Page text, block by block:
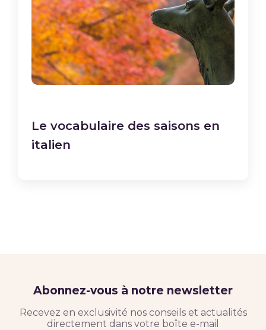
Le vocabulaire des saisons en
italien
Abonnez-vous à notre newsletter
Recevez en exclusivité nos conseils et actualités
directement dans votre boîte e-mail